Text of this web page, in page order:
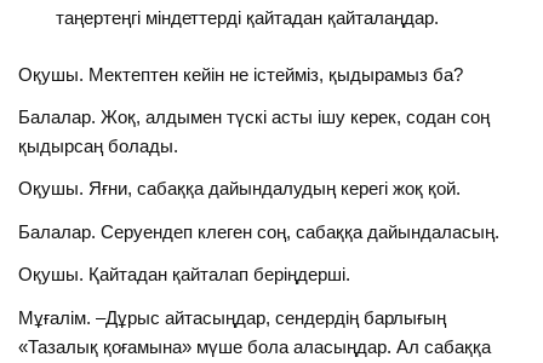
таңертеңгі міндеттерді қайтадан қайталаңдар.
Оқушы. Мектептен кейін не істейміз, қыдырамыз ба?
Балалар. Жоқ, алдымен түскі асты ішу керек, содан соң
қыдырсаң болады.
Оқушы. Яғни, сабаққа дайындалудың керегі жоқ қой.
Балалар. Серуендеп клеген соң, сабаққа дайындаласың.
Оқушы. Қайтадан қайталап беріңдерші.
Мұғалім. –Дұрыс айтасыңдар, сендердің барлығың
«Тазалық қоғамына» мүше бола аласыңдар. Ал сабаққа